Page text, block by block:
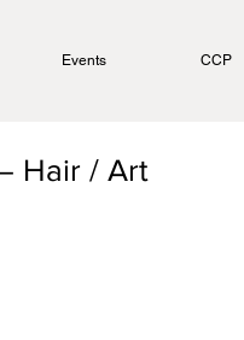
Events CCP
Hair / Art